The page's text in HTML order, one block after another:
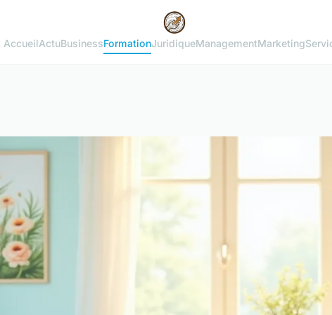
AccueilActuBusinessFormationJuridiqueManagementMarketing